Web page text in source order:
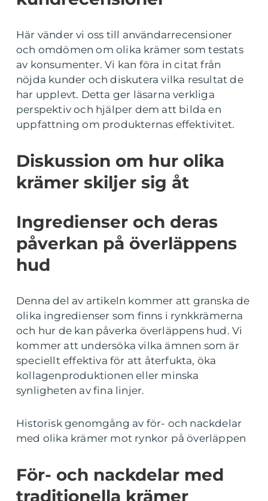
Här vänder vi oss till användarrecensioner
och omdömen om olika krämer som testats
av konsumenter. Vi kan föra in citat från
nöjda kunder och diskutera vilka resultat de
har upplevt. Detta ger läsarna verkliga
perspektiv och hjälper dem att bilda en
uppfattning om produkternas effektivitet.
Diskussion om hur olika
krämer skiljer sig åt
Ingredienser och deras
påverkan på överläppens
hud
Denna del av artikeln kommer att granska de
olika ingredienser som finns i rynkkrämerna
och hur de kan påverka överläppens hud. Vi
kommer att undersöka vilka ämnen som är
speciellt effektiva för att återfukta, öka
kollagenproduktionen eller minska
synligheten av fina linjer.
Historisk genomgång av för- och nackdelar
med olika krämer mot rynkor på överläppen
För- och nackdelar med
traditionella krämer